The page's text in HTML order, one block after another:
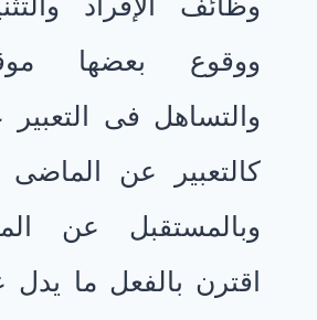
ووقوع بعضها
والتساهل فى التعبير
كالتعبير عن الماضى
وبالمستقبل عن
اقترن بالفعل ما يدل